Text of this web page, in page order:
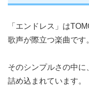
「エンドレス」は
歌声が際立つ楽曲です
そのシンプルさの中
詰め込まれています。